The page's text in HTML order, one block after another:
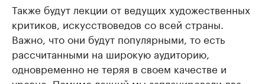
Также будут лекции от ведущих художественных
критиков, искусствоведов со всей страны.
Важно, что они будут популярными, то есть
рассчитанными на широкую аудиторию,
одновременно не теряя в своем качестве и